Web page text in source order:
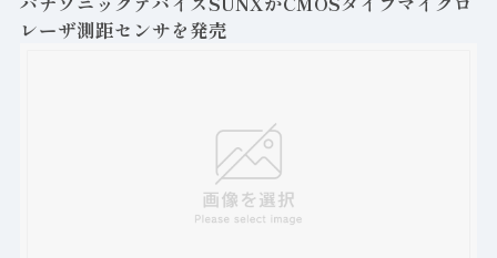
レーザ測距センサを発売